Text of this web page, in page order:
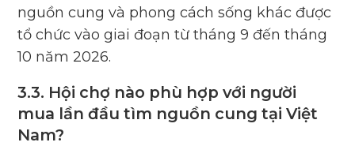
nguồn cung và phong cách sống khác được
tổ chức vào giai đoạn từ tháng 9 đến tháng
10 năm 2026.
3.3. Hội chợ nào phù hợp với người
mua lần đầu tìm nguồn cung tại Việt
Nam?